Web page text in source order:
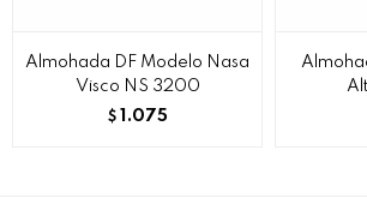
Almohada DF Modelo Nasa
Visco NS 3200
$ 1.075